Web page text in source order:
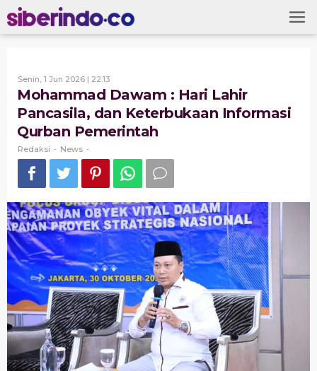
Skip
to
content
Senin, 1 Jun 2026 | 22:13Oleh
Redaksi
Mohammad Dawam : Hari Lahir
Pancasila, dan Keterbukaan Informasi
Qurban Pemerintah
Redaksi - News -